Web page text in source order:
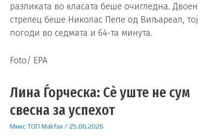
разликата во класата беше очигледна. Двоен
стрелец беше Николас Пепе од Виљареал, тој
погоди во седмата и 64-та минута.
Foto/ EPA
Лина Ѓорческа: Сè уште не сум
свесна за успехот
МиксТОП Makfax /25.06.2026